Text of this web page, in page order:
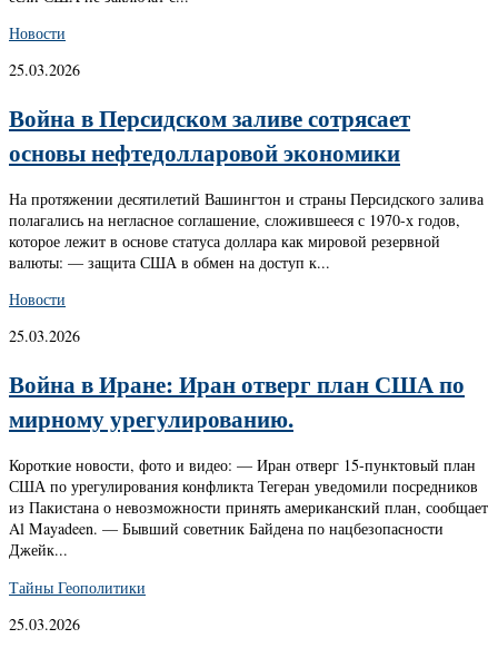
Новости
25.03.2026
Война в Персидском заливе сотрясает
основы нефтедолларовой экономики
На протяжении десятилетий Вашингтон и страны Персидского залива
полагались на негласное соглашение, сложившееся с 1970-х годов,
которое лежит в основе статуса доллара как мировой резервной
валюты: — защита США в обмен на доступ к...
Новости
25.03.2026
Война в Иране: Иран отверг план США по
мирному урегулированию.
Короткие новости, фото и видео: — Иран отверг 15-пунктовый план
США по урегулирования конфликта Тегеран уведомили посредников
из Пакистана о невозможности принять американский план, сообщает
Al Mayadeen. — Бывший советник Байдена по нацбезопасности
Джейк...
Тайны Геополитики
25.03.2026